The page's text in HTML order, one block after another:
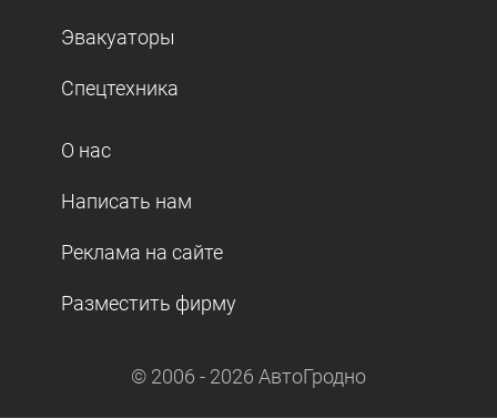
Эвакуаторы
Спецтехника
О нас
Написать нам
Реклама на сайте
Разместить фирму
© 2006 - 2026 АвтоГродно